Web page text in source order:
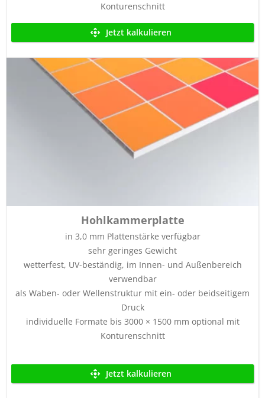
Konturenschnitt
Jetzt kalkulieren
Hohlkammerplatte
in 3,0 mm Plattenstärke verfügbar
sehr geringes Gewicht
wetterfest, UV-beständig, im Innen- und Außenbereich
verwendbar
als Waben- oder Wellenstruktur mit ein- oder beidseitigem
Druck
individuelle Formate bis 3000 × 1500 mm optional mit
Konturenschnitt
Jetzt kalkulieren